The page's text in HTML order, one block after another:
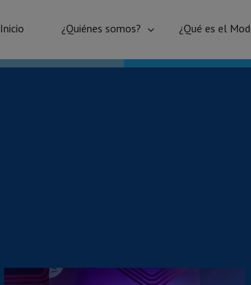
Inicio ¿Quiénes somos? ¿Qué es el